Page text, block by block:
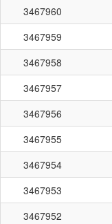
3467960
3467959
3467958
3467957
3467956
3467955
3467954
3467953
3467952